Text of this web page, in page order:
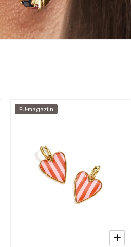
EU-magazijn